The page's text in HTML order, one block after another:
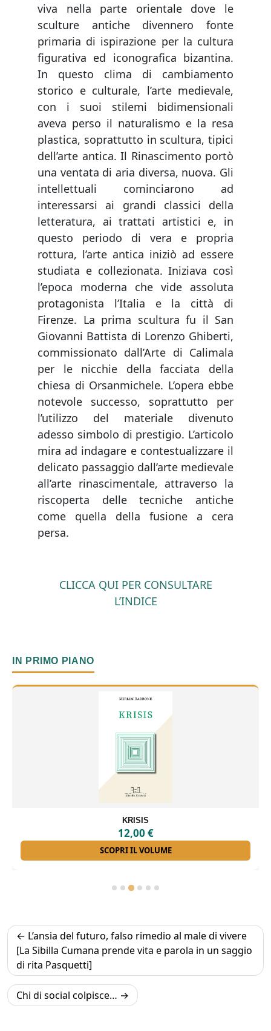
viva nella parte orientale dove le
sculture antiche divennero fonte
primaria di ispirazione per la cultura
figurativa ed iconografica bizantina.
In questo clima di cambiamento
storico e culturale, l’arte medievale,
con i suoi stilemi bidimensionali
aveva perso il naturalismo e la resa
plastica, soprattutto in scultura, tipici
dell’arte antica. Il Rinascimento portò
una ventata di aria diversa, nuova. Gli
intellettuali cominciarono ad
interessarsi ai grandi classici della
letteratura, ai trattati artistici e, in
questo periodo di vera e propria
rottura, l’arte antica iniziò ad essere
studiata e collezionata. Iniziava così
l’epoca moderna che vide assoluta
protagonista l’Italia e la città di
Firenze. La prima scultura fu il San
Giovanni Battista di Lorenzo Ghiberti,
commissionato dall’Arte di Calimala
per le nicchie della facciata della
chiesa di Orsanmichele. L’opera ebbe
notevole successo, soprattutto per
l’utilizzo del materiale divenuto
adesso simbolo di prestigio. L’articolo
mira ad indagare e contestualizzare il
delicato passaggio dall’arte medievale
all’arte rinascimentale, attraverso la
riscoperta delle tecniche antiche
come quella della fusione a cera
persa.
CLICCA QUI PER CONSULTARE
L’INDICE
IN PRIMO PIANO
ANTONIO LA PENNA
16,00 €
SCOPRI IL VOLUME
Navigazione
articoli
L’ansia del futuro, falso rimedio al male di vivere
[La Sibilla Cumana prende vita e parola in un saggio
di rita Pasquetti]
Chi di social colpisce…